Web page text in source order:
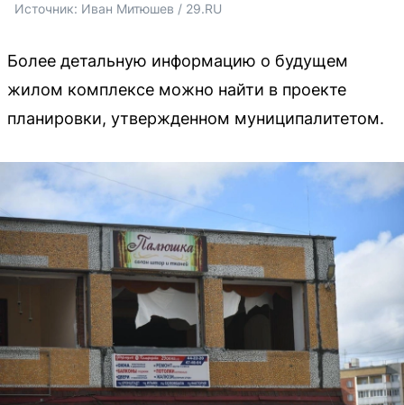
Источник: Иван Митюшев / 29.RU
Более детальную информацию о будущем
жилом комплексе можно найти в проекте
планировки, утвержденном муниципалитетом.